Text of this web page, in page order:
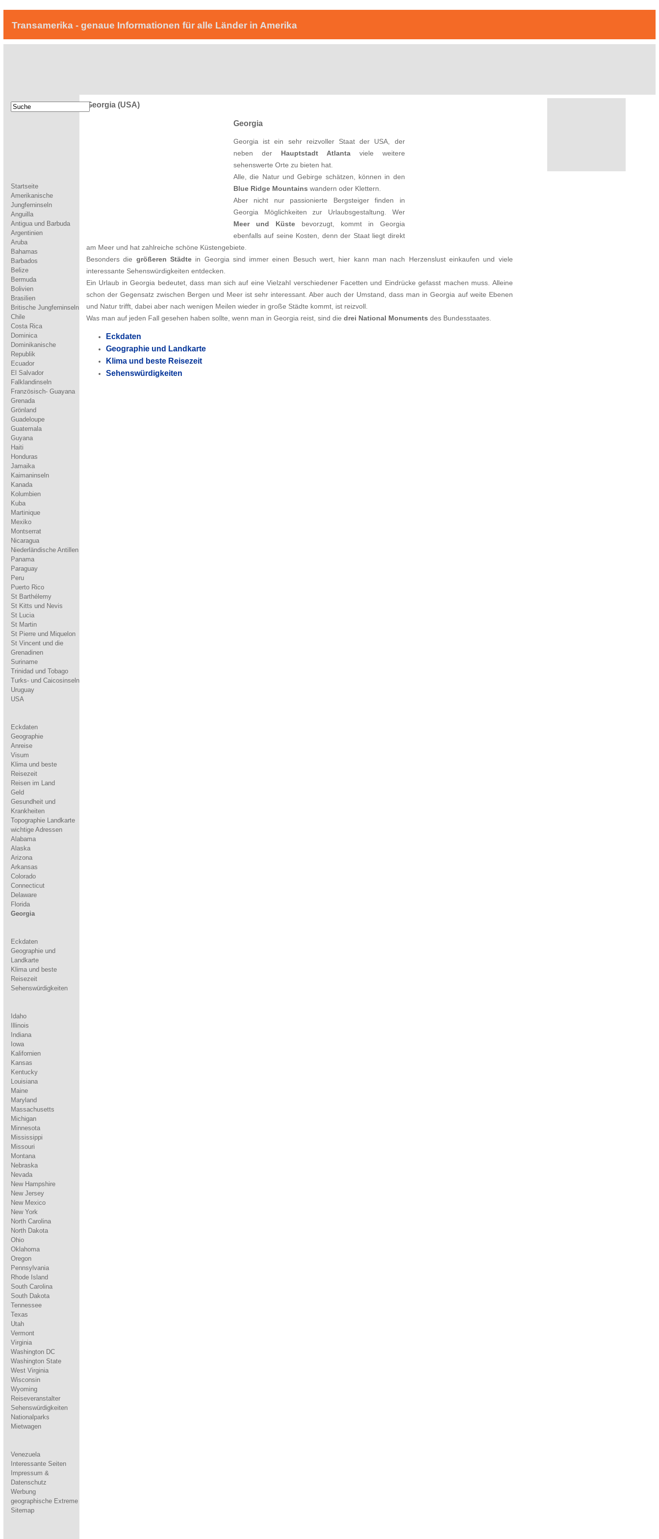
Georgia (USA)
Georgia
Georgia ist ein sehr reizvoller Staat der USA, der
neben der Hauptstadt Atlantaviele weitere
sehenswerte Orte zu bieten hat.
Alle, die Natur und Gebirge schätzen, können in den
Blue Ridge Mountains wandern oder Klettern.
Aber nicht nur passionierte Bergsteiger finden in
Georgia Möglichkeiten zur Urlaubsgestaltung. Wer
Meer und Küstebevorzugt, kommt in Georgia
ebenfalls auf seine Kosten, denn der Staat liegt direkt
am Meer und hat zahlreiche schöne Küstengebiete.
Besonders die größeren Städtein Georgia sind immer einen Besuch wert, hier kann man nach Herzenslust einkaufen und viele
interessante Sehenswürdigkeiten entdecken.
Ein Urlaub in Georgia bedeutet, dass man sich auf eine Vielzahl verschiedener Facetten und Eindrücke gefasst machen muss. Alleine
schon der Gegensatz zwischen Bergen und Meer ist sehr interessant. Aber auch der Umstand, dass man in Georgia auf weite Ebenen
und Natur trifft, dabei aber nach wenigen Meilen wieder in große Städte kommt, ist reizvoll.
Was man auf jeden Fall gesehen haben sollte, wenn man in Georgia reist, sind die drei National Monuments des Bundesstaates.
Eckdaten
Geographie und Landkarte
Klima und beste Reisezeit
Sehenswürdigkeiten
Startseite
Amerikanische
Jungferninseln
Anguilla
Antigua und Barbuda
Argentinien
Aruba
Bahamas
Barbados
Belize
Bermuda
Bolivien
Brasilien
Britische Jungferninseln
Chile
Costa Rica
Dominica
Dominikanische
Republik
Ecuador
El Salvador
Falklandinseln
Französisch- Guayana
Grenada
Grönland
Guadeloupe
Guatemala
Guyana
Haiti
Honduras
Jamaika
Kaimaninseln
Kanada
Kolumbien
Kuba
Martinique
Mexiko
Montserrat
Nicaragua
Niederländische Antillen
Panama
Paraguay
Peru
Puerto Rico
St Barthélemy
St Kitts und Nevis
St Lucia
St Martin
St Pierre und Miquelon
St Vincent und die
Grenadinen
Suriname
Trinidad und Tobago
Turks- und Caicosinseln
Uruguay
USA
Eckdaten
Geographie
Anreise
Visum
Klima und beste
Reisezeit
Reisen im Land
Geld
Gesundheit und
Krankheiten
Topographie Landkarte
wichtige Adressen
Alabama
Alaska
Arizona
Arkansas
Colorado
Connecticut
Delaware
Florida
Georgia
Eckdaten
Geographie und
Landkarte
Klima und beste
Reisezeit
Sehenswürdigkeiten
Idaho
Illinois
Indiana
Iowa
Kalifornien
Kansas
Kentucky
Louisiana
Maine
Maryland
Massachusetts
Michigan
Minnesota
Mississippi
Missouri
Montana
Nebraska
Nevada
New Hampshire
New Jersey
New Mexico
New York
North Carolina
North Dakota
Ohio
Oklahoma
Oregon
Pennsylvania
Rhode Island
South Carolina
South Dakota
Tennessee
Texas
Utah
Vermont
Virginia
Washington DC
Washington State
West Virginia
Wisconsin
Wyoming
Reiseveranstalter
Sehenswürdigkeiten
Nationalparks
Mietwagen
Venezuela
Interessante Seiten
Impressum &
Datenschutz
Werbung
geographische Extreme
Sitemap
Transamerika - genaue Informationen für alle Länder in Amerika